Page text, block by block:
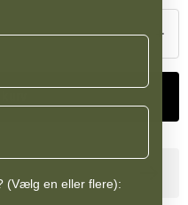
(Vælg en eller flere):